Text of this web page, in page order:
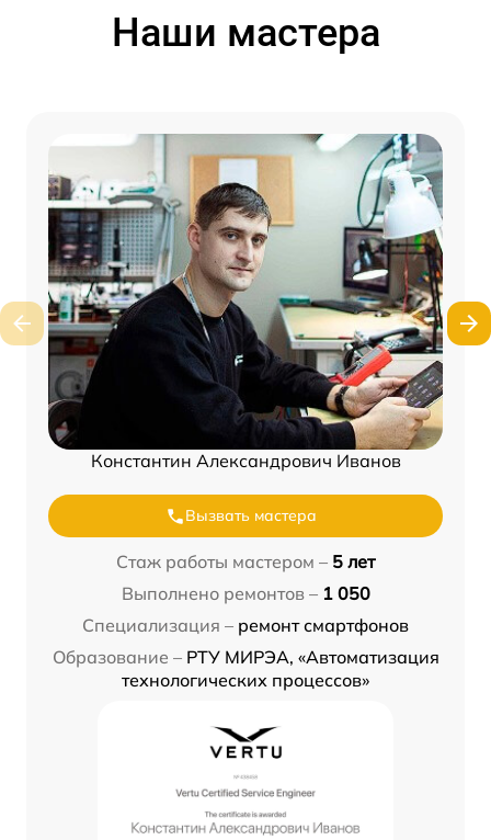
Наши мастера
Константин Александрович Иванов
Вызвать мастера
Стаж работы мастером – 5 лет
Выполнено ремонтов – 1 050
Специализация – ремонт смартфонов
Образование – РТУ МИРЭА, «Автоматизация
технологических процессов»